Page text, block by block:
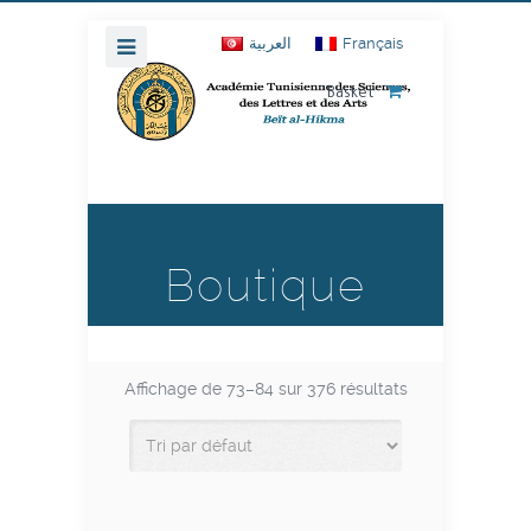
العربية Français
Basket
Boutique
Affichage de 73–84 sur 376 résultats